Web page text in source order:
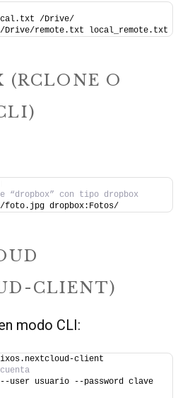
/Drive/
/Drive/remote.txt local_remote.txt
(RCLONE O
“dropbox” con tipo dropbox
foto.jpg dropbox:Fotos/
CLIENT)
modo CLI:
client
--user usuario --password clave